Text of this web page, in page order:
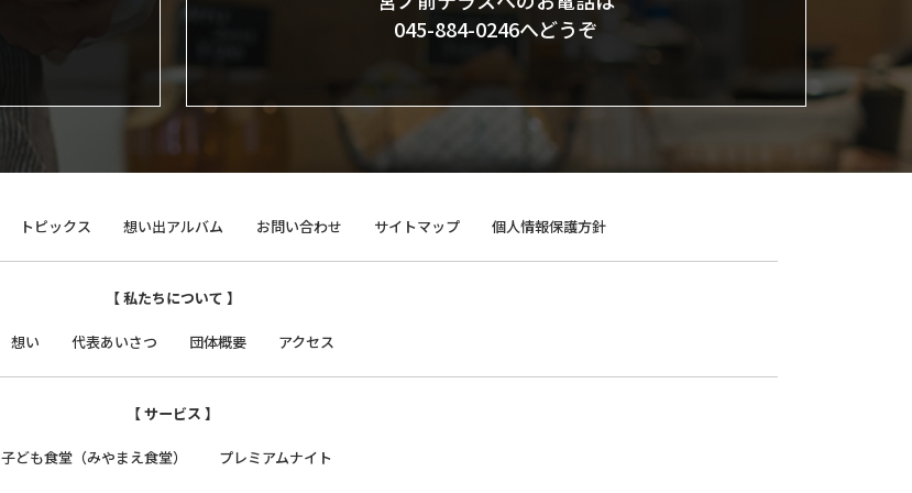
045-884-0246へどうぞ
トピックス 想い出アルバム お問い合わせ サイトマップ 個人情報保護方針
【 私たちについて 】
想い 代表あいさつ 団体概要 アクセス
【 サービス 】
子ども食堂（みやまえ食堂） プレミアムナイト